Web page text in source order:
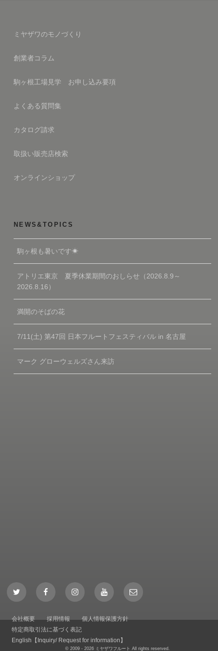
ミヤザワのモノづくり
創業者コラム
駒ヶ根工場見学 お申し込み要項
よくある質問集
カタログ請求
取扱い販売店検索
オンラインショップ
NEWS&TOPICS
駒ヶ根も暑いです☀
アトリエ東京 夏季休業期間のおしらせ（2026.8.9～
2026.8.16）
満開のそばの花
7/11(土) 第47回 日本フルートフェスティバル in 名古屋
マーク グローウェルズさん来訪
Twitter FacebookInstagramYouTubeMail
会社概要 採用情報
個人情報保護方針
特定商取引法に基づく表記
English【Inquiry/ Request for information】
© 2009 - 2026 ミヤザワフルート All rights reserved.